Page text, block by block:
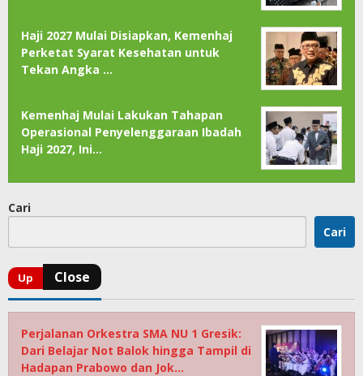
Haji 2027 Mulai Disiapkan, Kemenhaj
Perketat Syarat Kesehatan untuk
Tekan Angka …
Kemenhaj Mulai Lakukan Tahapan
Operasional Penyelenggaraan Ibadah
Haji 2027, Ini…
Cari
Cari
Perjalanan Orkestra SMA NU 1 Gresik:
Dari Belajar Not Balok hingga Tampil di
Hadapan Prabowo dan Jok…